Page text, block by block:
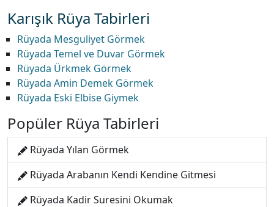
Karışık Rüya Tabirleri
Rüyada Mesguliyet Görmek
Rüyada Temel ve Duvar Görmek
Rüyada Ürkmek Görmek
Rüyada Amin Demek Görmek
Rüyada Eski Elbise Giymek
Popüler Rüya Tabirleri
Rüyada Yılan Görmek
Rüyada Arabanın Kendi Kendine Gitmesi
Rüyada Kadir Suresini Okumak